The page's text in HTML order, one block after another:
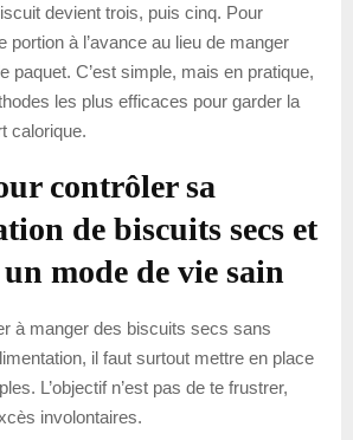
devient trois, puis cinq. Pour
portion à l’avance au lieu de manger
paquet. C’est simple, mais en pratique,
les plus efficaces pour garder la
calorique.
contrôler sa
de biscuits secs et
mode de vie sain
à manger des biscuits secs sans
il faut surtout mettre en place
L’objectif n’est pas de te frustrer,
involontaires.